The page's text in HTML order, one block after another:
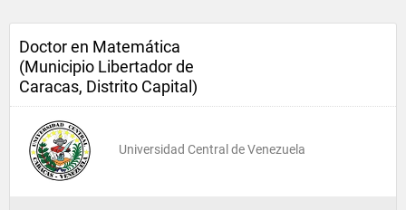
Doctor en Matemática
(Municipio Libertador de
Caracas, Distrito Capital)
Universidad Central de Venezuela